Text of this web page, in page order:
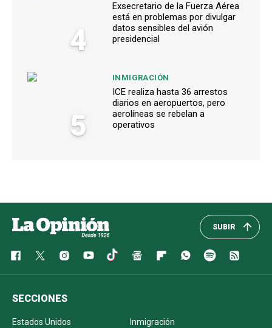
4
Exsecretario de la Fuerza Aérea
está en problemas por divulgar
datos sensibles del avión
presidencial
5
INMIGRACIÓN
ICE realiza hasta 36 arrestos
diarios en aeropuertos, pero
aerolíneas se rebelan a
operativos
SUBIR
SECCIONES
Estados Unidos
Inmigración